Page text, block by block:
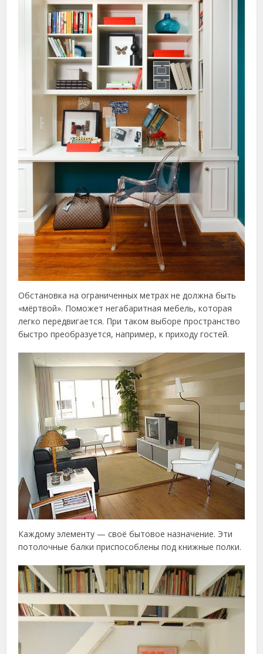
Обстановка на ограниченных метрах не должна быть
«мёртвой». Поможет негабаритная мебель, которая
легко передвигается. При таком выборе пространство
быстро преобразуется, например, к приходу гостей.
Каждому элементу — своё бытовое назначение. Эти
потолочные балки приспособлены под книжные полки.